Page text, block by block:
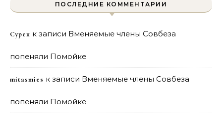
ПОСЛЕДНИЕ КОММЕНТАРИИ
Сурен к записи Вменяемые члены Совбеза
попеняли Помойке
mitasmies к записи Вменяемые члены Совбеза
попеняли Помойке